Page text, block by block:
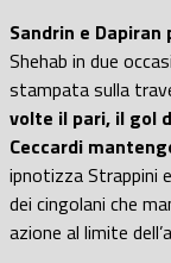
Sandrin e
Shehab in due
stampata sulla
volte il pari, il gol
Ceccardi
ipnotizza Strappini
dei cingolani che
azione al limite